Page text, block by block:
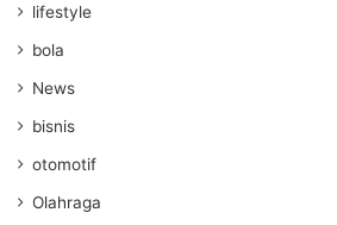
lifestyle
bola
News
bisnis
otomotif
Olahraga